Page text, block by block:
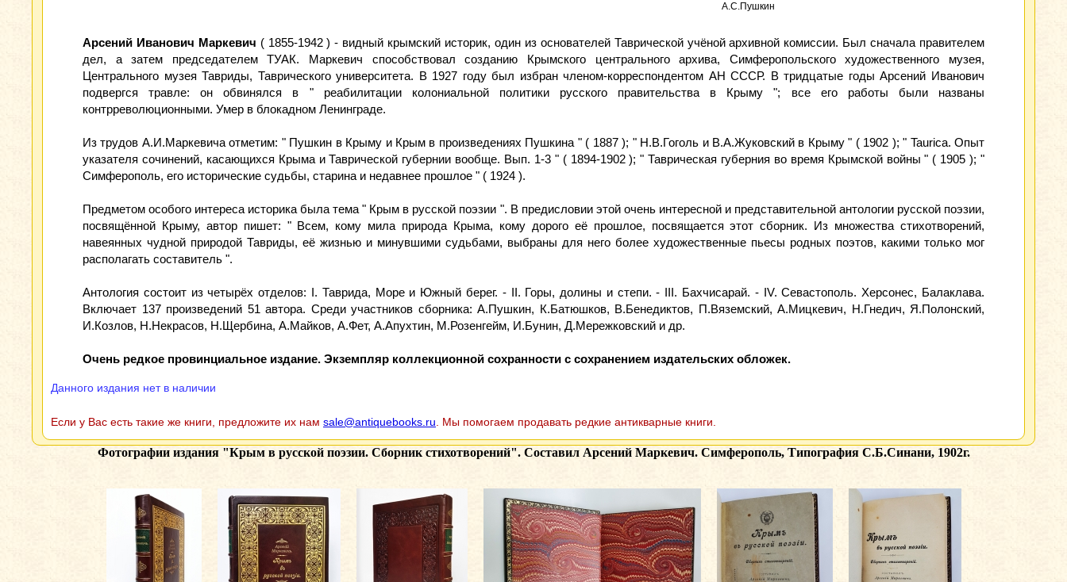
А.С.Пушкин
Арсений Иванович Маркевич ( 1855-1942 ) - видный крымский историк, один из основателей Таврической учёной архивной комиссии. Был сначала правителем
дел, а затем председателем ТУАК. Маркевич способствовал созданию Крымского центрального архива, Симферопольского художественного музея,
Центрального музея Тавриды, Таврического университета. В 1927 году был избран членом-корреспондентом АН СССР. В тридцатые годы Арсений Иванович
подвергся травле: он обвинялся в " реабилитации колониальной политики русского правительства в Крыму "; все его работы были названы
контрреволюционными. Умер в блокадном Ленинграде.
Из трудов А.И.Маркевича отметим: " Пушкин в Крыму и Крым в произведениях Пушкина " ( 1887 ); " Н.В.Гоголь и В.А.Жуковский в Крыму " ( 1902 ); " Taurica. Опыт
указателя сочинений, касающихся Крыма и Таврической губернии вообще. Вып. 1-3 " ( 1894-1902 ); " Таврическая губерния во время Крымской войны " ( 1905 ); "
Симферополь, его исторические судьбы, старина и недавнее прошлое " ( 1924 ).
Предметом особого интереса историка была тема " Крым в русской поэзии ". В предисловии этой очень интересной и представительной антологии русской поэзии,
посвящённой Крыму, автор пишет: " Всем, кому мила природа Крыма, кому дорого её прошлое, посвящается этот сборник. Из множества стихотворений,
навеянных чудной природой Тавриды, её жизнью и минувшими судьбами, выбраны для него более художественные пьесы родных поэтов, какими только мог
располагать составитель ".
Антология состоит из четырёх отделов: I. Таврида, Море и Южный берег. - II. Горы, долины и степи. - III. Бахчисарай. - IV. Севастополь. Херсонес, Балаклава.
Включает 137 произведений 51 автора. Среди участников сборника: А.Пушкин, К.Батюшков, В.Бенедиктов, П.Вяземский, А.Мицкевич, Н.Гнедич, Я.Полонский,
И.Козлов, Н.Некрасов, Н.Щербина, А.Майков, А.Фет, А.Апухтин, М.Розенгейм, И.Бунин, Д.Мережковский и др.
Очень редкое провинциальное издание. Экземпляр коллекционной сохранности с сохранением издательских обложек.
Данного издания нет в наличии
Если у Вас есть такие же книги, предложите их нам sale@antiquebooks.ru . Мы помогаем продавать редкие антикварные книги.
Фотографии издания "Крым в русской поэзии. Сборник стихотворений". Составил Арсений Маркевич. Симферополь, Типография С.Б.Синани, 1902г.